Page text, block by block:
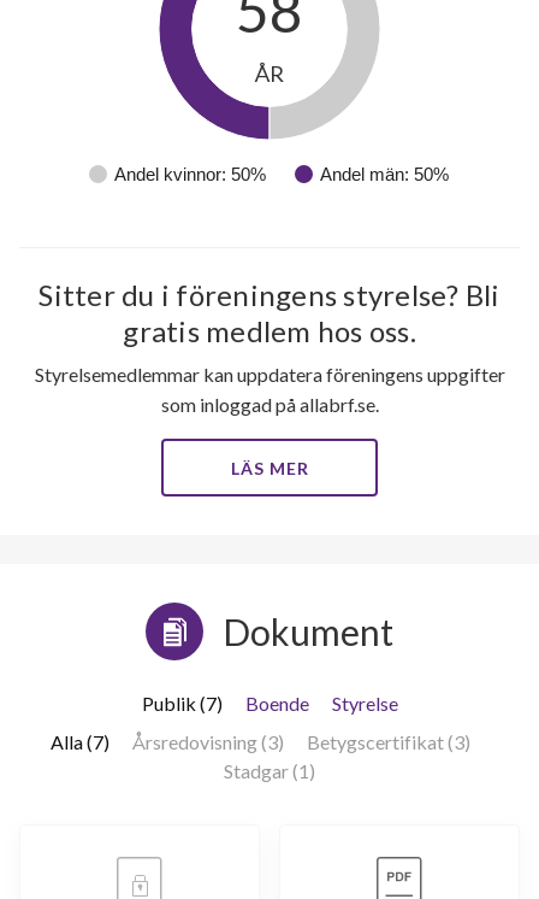
Andel kvinnor: 50% Andel män: 50%
ÅR
Sitter du i föreningens styrelse? Bli
gratis medlem hos oss.
Styrelsemedlemmar kan uppdatera föreningens uppgifter
som inloggad på allabrf.se.
LÄS MER
Dokument
Publik (7) Boende
Styrelse
Alla (7)
Årsredovisning (3)
Betygscertifikat (3)
Stadgar (1)